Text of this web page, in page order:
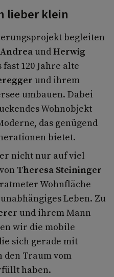
lieber klein
begleiten
Andrea undHerwig
120 Jahre alte
und ihrem
umbauen. Dabei
Wohnobjekt
das genügend
bietet.
nicht nur auf viel
Theresa Steininger
Wohnfläche
Leben. Zu
und ihrem Mann
wir die mobile
sich gerade mit
den Traum vom
haben.